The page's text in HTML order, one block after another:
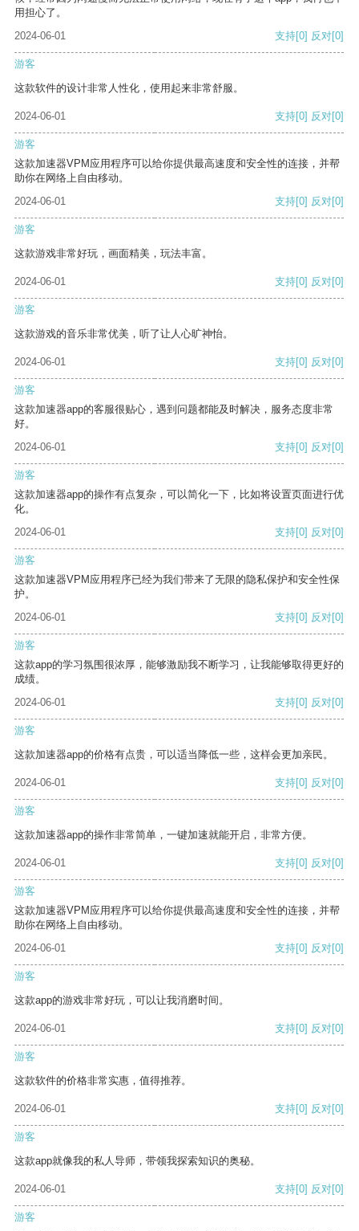
用担心了。
2024-06-01
支持[0] 反对[0]
游客
这款软件的设计非常人性化，使用起来非常舒服。
2024-06-01 支持[0] 反对[0]
游客
这款加速器VPM应用程序可以给你提供最高速度和安全性的连接，并帮
助你在网络上自由移动。
2024-06-01
支持[0] 反对[0]
游客
这款游戏非常好玩，画面精美，玩法丰富。
2024-06-01 支持[0] 反对[0]
游客
这款游戏的音乐非常优美，听了让人心旷神怡。
2024-06-01 支持[0] 反对[0]
游客
这款加速器app的客服很贴心，遇到问题都能及时解决，服务态度非常
好。
2024-06-01
支持[0] 反对[0]
游客
这款加速器app的操作有点复杂，可以简化一下，比如将设置页面进行优
化。
2024-06-01
支持[0] 反对[0]
游客
这款加速器VPM应用程序已经为我们带来了无限的隐私保护和安全性保
护。
2024-06-01
支持[0] 反对[0]
游客
这款app的学习氛围很浓厚，能够激励我不断学习，让我能够取得更好的
成绩。
2024-06-01
支持[0] 反对[0]
游客
这款加速器app的价格有点贵，可以适当降低一些，这样会更加亲民。
2024-06-01 支持[0] 反对[0]
游客
这款加速器app的操作非常简单，一键加速就能开启，非常方便。
2024-06-01 支持[0] 反对[0]
游客
这款加速器VPM应用程序可以给你提供最高速度和安全性的连接，并帮
助你在网络上自由移动。
2024-06-01
支持[0] 反对[0]
游客
这款app的游戏非常好玩，可以让我消磨时间。
2024-06-01 支持[0] 反对[0]
游客
这款软件的价格非常实惠，值得推荐。
2024-06-01 支持[0] 反对[0]
游客
这款app就像我的私人导师，带领我探索知识的奥秘。
2024-06-01 支持[0] 反对[0]
游客